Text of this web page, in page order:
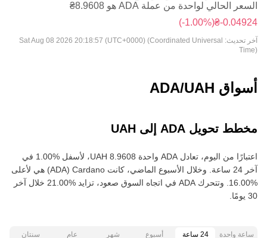
السعر الحالي لواحدة من عملة ADA هو ‏‎‏‎8.9608‏‏₴‏
(‏‎‎-1.00‎%‎‏)
آخر تحديث: Sat Aug 08 2026 20:18:57 (UTC+0000) (Coordinated Universal
Time)
أسواق ADA/UAH
مخطط تحويل ADA إلى UAH
اعتبارًا من اليوم، تعادل ADA واحدة ‏‎‏‎8.9608‏‏ UAH‏، لأسفل‏ ‏‎1.00‎%‎‏ في
آخر 24 ساعة. وخلال الأسبوع الماضي، كانت Cardano‏ (ADA) هي لأعلى‏
‏‎16.00‎%‎‏. وتتحرك ADA في اتجاه السوق صعود‏، تزايد‏ ‏‎21.00‎%‎‏ خلال آخر
30 يومًا.
ساعة واحدة 24 ساعة أسبوع شهر عام سنتان